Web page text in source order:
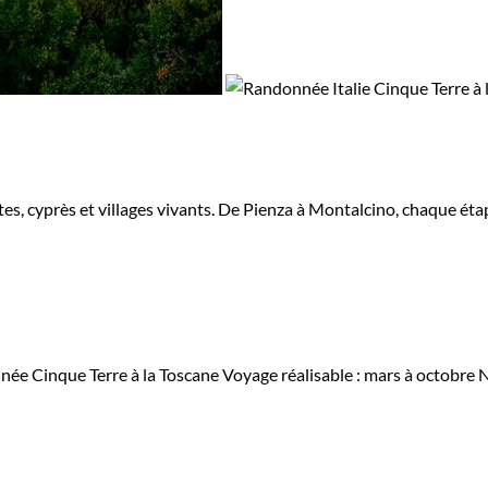
cyprès et villages vivants. De Pienza à Montalcino, chaque
Cinque Terre à la ToscaneVoyage réalisable : mars à octobre